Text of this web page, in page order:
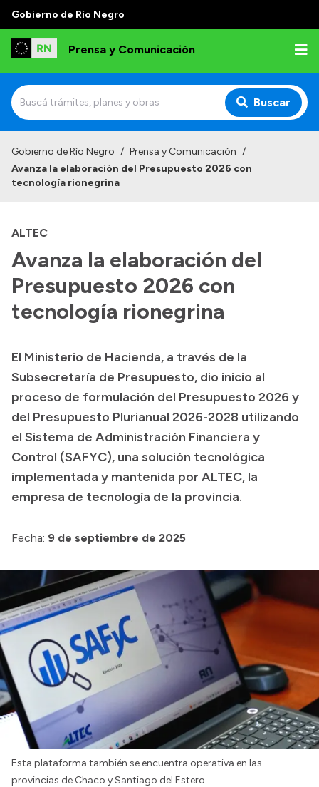
Gobierno de Río Negro
Prensa y Comunicación
Buscar
Institucional
Referentes de prensa
Archivo de noticias
Transparencia
Boletín Oficial
Compras y licitaciones
Consulta de expedientes
Consulta de pago a proveedores
Convocatorias
Intranet
Login
Gobierno de Río Negro / Prensa y Comunicación /
Avanza la elaboración del Presupuesto 2026 con
tecnología rionegrina
ALTEC
Avanza la elaboración del
Presupuesto 2026 con
tecnología rionegrina
El Ministerio de Hacienda, a través de la
Subsecretaría de Presupuesto, dio inicio al
proceso de formulación del Presupuesto 2026 y
del Presupuesto Plurianual 2026-2028 utilizando
el Sistema de Administración Financiera y
Control (SAFYC), una solución tecnológica
implementada y mantenida por ALTEC, la
empresa de tecnología de la provincia.
Fecha: 9 de septiembre de 2025
Esta plataforma también se encuentra operativa en las
provincias de Chaco y Santiago del Estero.